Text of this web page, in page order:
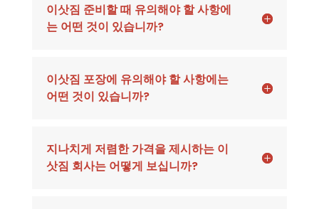
이삿짐 준비할 때 유의해야 할 사항에
는 어떤 것이 있습니까?
이삿짐 포장에 유의해야 할 사항에는
어떤 것이 있습니까?
지나치게 저렴한 가격을 제시하는 이
삿짐 회사는 어떻게 보십니까?